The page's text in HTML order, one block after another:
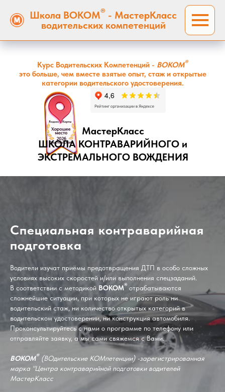
Школа ВОКОМ® - МастерКласс
водительских компетенций
Курс Водительских Компетенций - ВОКОМ®
это больше, чем вместе взятые опыт, стаж и открытые
категории водительского удостоверения.
МастерКласс
ШКОЛА КОНТРАВАРИЙНОГО и
ЭКСТРЕМАЛЬНОГО ВОЖДЕНИЯ
Специальная контраварийная
подготовка
Водители изучат приёмы предотвращения ДТП в особо сложных
условиях высоких скоростей и/или выполнения спецзаданий.
В соответствии с методикой ВОКОМ® отрабатываются
сложнейшие ситуации, при которых не играют роль ни
водительский стаж, ни количество открытых категорий в
водительском удостоверении, ни конструкция автомобиля.
Проконсультируйтесь с нами о программе по телефону или
отправляйте заявку, а мы сами свяжемся с Вами.
ВОКОМ® (ВОдительские КОМпетенции) -зарегистрированная
марка "Центра контраварийной подготовки водителей
МастерКласс